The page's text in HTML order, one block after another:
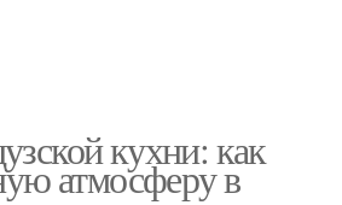
кухни: как
атмосферу в